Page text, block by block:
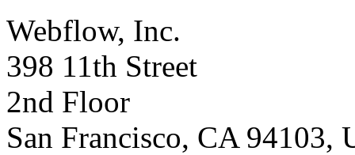
Webflow, Inc.
398 11th Street
2nd Floor
San Francisco, CA 94103,